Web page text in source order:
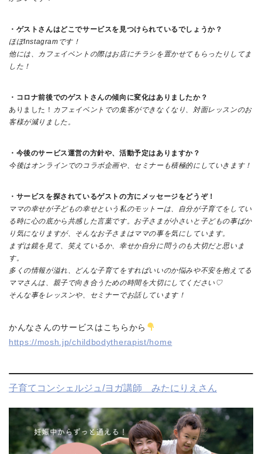
・ゲストさんはどこでサービスを見つけられているでしょうか？
ほぼInstagramです！
他には、カフェイベントの際はお店にチラシを置かせてもらったりしてま
した！
・コロナ前後でのゲストさんの傾向に変化はありましたか？
ありました！
カフェイベントでの集客ができなくなり、対面レッスンのお
客様が減りました。
・今後のサービス運営の方針や、活動予定はありますか？
今後はオンラインでのコラボ企画や、セミナーも積極的にしていきます！
・サービスを探されているゲストの方にメッセージをどうぞ！
ママの幸せが子どもの幸せという私のモットーは、自分が子育てをしてい
る時に心の底から共感した言葉です。お子さまが小さいと子どもの事ばか
り気になりますが、そんなお子さまはママの事を気にしています。
まずは鏡を見て、笑えているか、幸せか自分に問うのも大切だと思いま
す。
多くの情報が溢れ、どんな子育てをすればいいのか悩みや不安を抱えてる
ママさんは、親子で向き合うための時間を大切にしてください♡
そんな事をレッスンや、セミナーでお話しています！
かんなさんのサービスはこちらから
https://mosh.jp/childbodytherapist/home
子育てコンシェルジュ/ヨガ講師 みたにりえさん